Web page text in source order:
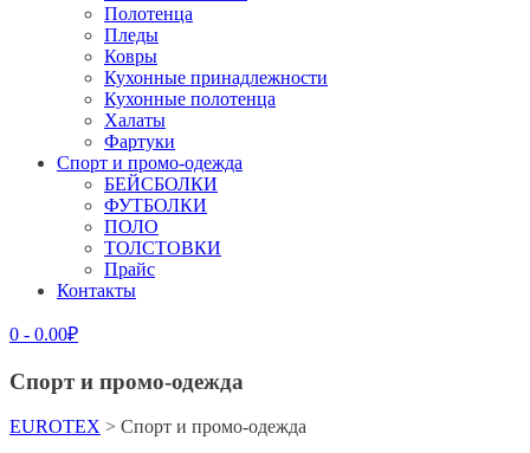
Полотенца
Пледы
Ковры
Кухонные принадлежности
Кухонные полотенца
Халаты
Фартуки
Спорт и промо-одежда
БЕЙСБОЛКИ
ФУТБОЛКИ
ПОЛО
ТОЛСТОВКИ
Прайс
Контакты
0 - 0.00₽
Спорт и промо-одежда
EUROTEX > Спорт и промо-одежда